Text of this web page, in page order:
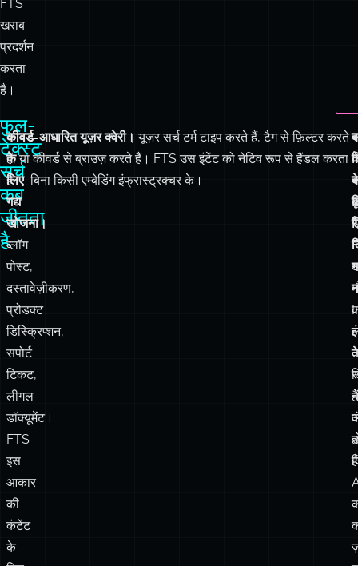
FTS
खराब
प्रदर्शन
करता
है।
फुल-
टेक्स्ट
सर्च
कब
जीतता
है
कीवर्ड
के
लिए
गद्य
खोजना।
ब्लॉग
पोस्ट,
दस्तावेज़ीकरण,
प्रोडक्ट
डिस्क्रिप्शन,
सपोर्ट
टिकट,
लीगल
डॉक्यूमेंट।
FTS
इस
आकार
की
कंटेंट
के
कीवर्ड-आधारित यूज़र क्वेरी। यूज़र सर्च टर्म टाइप करते हैं, टैग से फ़िल्टर करते
हैं, या कीवर्ड से ब्राउज़ करते हैं। FTS उस इंटेंट को नेटिव रूप से हैंडल करता
है — बिना किसी एम्बेडिंग इंफ्रास्ट्रक्चर के।